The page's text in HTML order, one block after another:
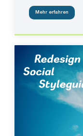
Mehr erfahren